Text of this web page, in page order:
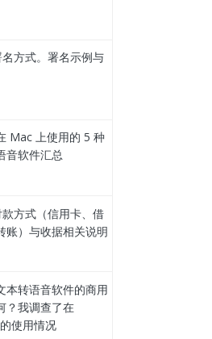
方式。署名示例与
Mac 上使用的 5 种
音软件汇总
方式（信用卡、借
账）与收据相关说明
本转语音软件的商用
？我调查了在
使用情况